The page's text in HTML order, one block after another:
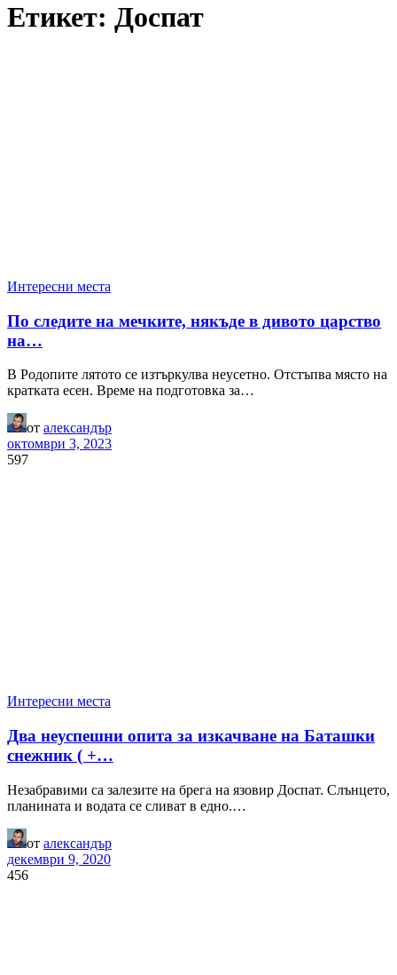
Етикет: Доспат
Интересни места
По следите на мечките, някъде в дивото царство
на…
В Родопите лятото се изтъркулва неусетно. Отстъпва място на
кратката есен. Време на подготовка за…
от александър
октомври 3, 2023
597
Интересни места
Два неуспешни опита за изкачване на Баташки
снежник ( +…
Незабравими са залезите на брега на язовир Доспат. Слънцето,
планината и водата се сливат в едно.…
от александър
декември 9, 2020
456